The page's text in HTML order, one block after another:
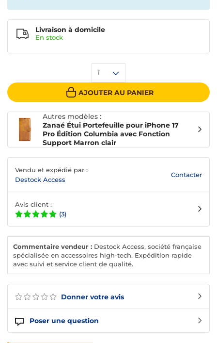
Donner votre avis
Poser une question
1
AJOUTER AU PANIER
Livraison à domicile
En stock
Autres modèles :
Zanaé Étui Portefeuille pour iPhone 17
Pro Édition Columbia avec Fonction
Support Marron clair
Vendu et expédié par :
Destock Access
Contacter
Avis client :
(3)
Commentaire vendeur : Destock Access, société française
spécialisée en accessoires high-tech. Expédition rapide
avec suivi et service client de qualité.